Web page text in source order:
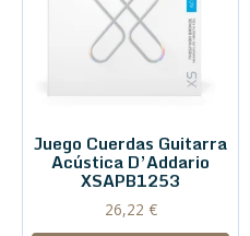
Juego Cuerdas Guitarra
Acústica D’Addario
XSAPB1253
26,22 €